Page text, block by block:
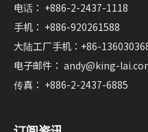
电话： +886-2-2437-1118
手机： +886-920261588
大陆工厂手机：+86-
电子邮件： andy@king-
传真： +886-2-2437-6885